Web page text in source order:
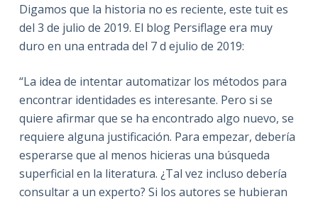
Digamos que la historia no es reciente, este tuit es
del 3 de julio de 2019. El blog Persiflage era muy
duro en una entrada del 7 d ejulio de 2019:
“La idea de intentar automatizar los métodos para
encontrar identidades es interesante. Pero si se
quiere afirmar que se ha encontrado algo nuevo, se
requiere alguna justificación. Para empezar, debería
esperarse que al menos hicieras una búsqueda
superficial en la literatura. ¿Tal vez incluso debería
consultar a un experto? Si los autores se hubieran